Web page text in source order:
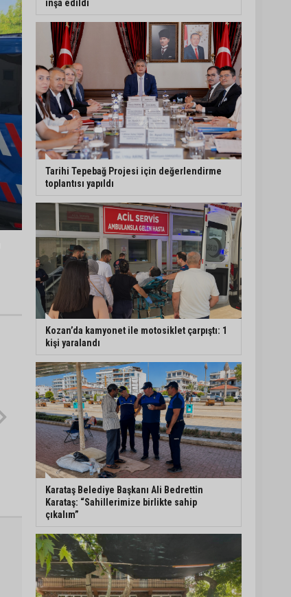
artırılmasını istedi
Adana’ya acı haber:
Adanalı polis memuru
İstanbul’daki kazada
hayatını kaybetti
Feke Belediyesi’nden
Çondu Mahallesi’nde yol
çalışması
inşa edildi
Tarihi Tepebağ Projesi için değerlendirme
toplantısı yapıldı
Kozan’da kamyonet ile motosiklet çarpıştı: 1
kişi yaralandı
Karataş Belediye Başkanı Ali Bedrettin
Karataş: “Sahillerimize birlikte sahip
çıkalım”